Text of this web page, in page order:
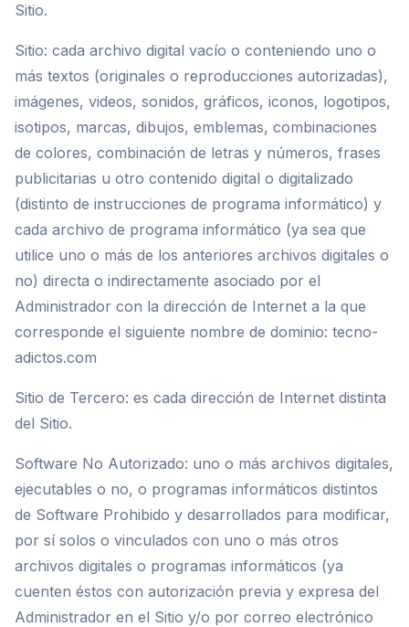
Sitio.
Sitio: cada archivo digital vacío o conteniendo uno o
más textos (originales o reproducciones autorizadas),
imágenes, videos, sonidos, gráficos, iconos, logotipos,
isotipos, marcas, dibujos, emblemas, combinaciones
de colores, combinación de letras y números, frases
publicitarias u otro contenido digital o digitalizado
(distinto de instrucciones de programa informático) y
cada archivo de programa informático (ya sea que
utilice uno o más de los anteriores archivos digitales o
no) directa o indirectamente asociado por el
Administrador con la dirección de Internet a la que
corresponde el siguiente nombre de dominio: tecno-
adictos.com
Sitio de Tercero: es cada dirección de Internet distinta
del Sitio.
Software No Autorizado: uno o más archivos digitales,
ejecutables o no, o programas informáticos distintos
de Software Prohibido y desarrollados para modificar,
por sí solos o vinculados con uno o más otros
archivos digitales o programas informáticos (ya
cuenten éstos con autorización previa y expresa del
Administrador en el Sitio y/o por correo electrónico